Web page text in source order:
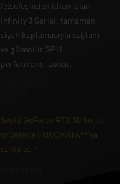
felsefesinden ilham alan
Infinity 3 Serisi, tamamen
siyah kaplamasıyla sağlam
ve güvenilir GPU
performansı sunar.
Seçili GeForce RTX 50 Serisi
ürünlerle PRAGMATA™'ya
sahip ol. *